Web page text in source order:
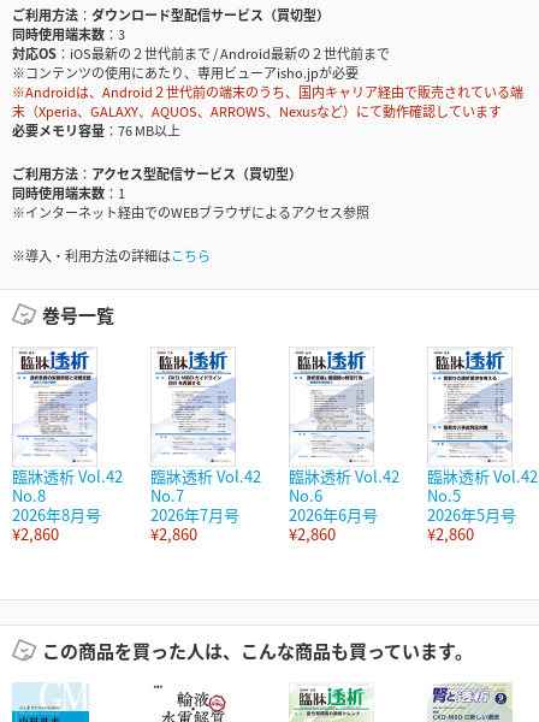
ご利用方法
ダウンロード型配信サービス（買切型）
同時使用端末数
3
対応OS
iOS最新の２世代前まで / Android最新の２世代前まで
※コンテンツの使用にあたり、専用ビューアisho.jpが必要
※Androidは、Android２世代前の端末のうち、国内キャリア経由で販売されている端
末（Xperia、GALAXY、AQUOS、ARROWS、Nexusなど）にて動作確認しています
必要メモリ容量
76 MB以上
ご利用方法
アクセス型配信サービス（買切型）
同時使用端末数
1
※インターネット経由でのWEBブラウザによるアクセス参照
※導入・利用方法の詳細はこちら
巻号一覧
臨牀透析 Vol.42
No.8
2026年8月号
¥2,860
臨牀透析 Vol.42
No.7
2026年7月号
¥2,860
臨牀透析 Vol.42
No.6
2026年6月号
¥2,860
臨牀透析 Vol.42
No.5
2026年5月号
¥2,860
この商品を買った人は、こんな商品も買っています。